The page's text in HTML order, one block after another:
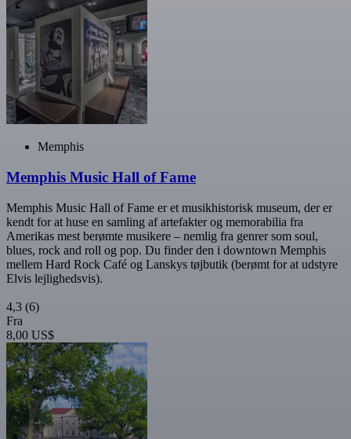
Memphis
Memphis Music Hall of Fame
Memphis Music Hall of Fame er et musikhistorisk museum, der er
kendt for at huse en samling af artefakter og memorabilia fra
Amerikas mest berømte musikere – nemlig fra genrer som soul,
blues, rock and roll og pop. Du finder den i downtown Memphis
mellem Hard Rock Café og Lanskys tøjbutik (berømt for at udstyre
Elvis lejlighedsvis).
4,3 (6)
Fra
8,00 US$